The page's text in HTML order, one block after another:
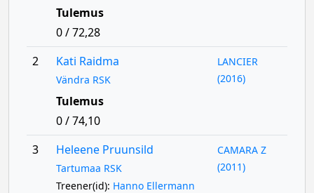
Tulemus
0 / 72,28
2
Kati Raidma
Vändra RSK
LANCIER
(2016)
Tulemus
0 / 74,10
3
Heleene Pruunsild
Tartumaa RSK
Treener(id): Hanno Ellermann
CAMARA Z
(2011)